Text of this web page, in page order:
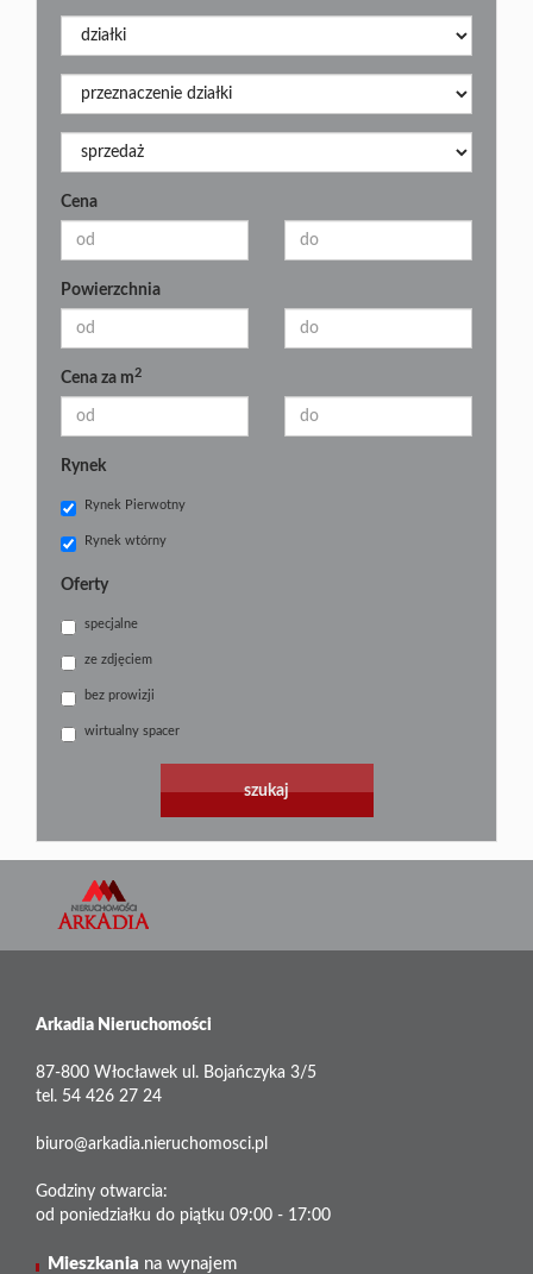
Cena
Powierzchnia
Cena za m 2
Rynek
Rynek Pierwotny
Rynek wtórny
Oferty
specjalne
ze zdjęciem
bez prowizji
wirtualny spacer
Arkadia Nieruchomości
87-800 Włocławek ul. Bojańczyka 3/5
tel. 54 426 27 24
biuro@arkadia.nieruchomosci.pl
Godziny otwarcia:
od poniedziałku do piątku 09:00 - 17:00
Mieszkania na wynajem